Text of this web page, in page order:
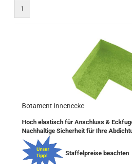
1
Botament Innenecke
Hoch elastisch für Anschluss &
Nachhaltige Sicherheit für Ihre
Staffelpreise beachten